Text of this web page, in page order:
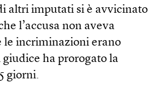
altri imputati si è avvicinato
l’accusa non aveva
le incriminazioni erano
ha prorogato la
giorni.